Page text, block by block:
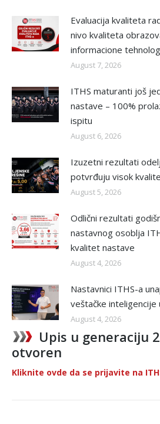
Evaluacija kvaliteta
nivo kvaliteta
informacione
August 7, 2026
ITHS maturanti još
nastave – 100%
ispitu
August 6, 2026
Izuzetni rezultati
potvrđuju visok
August 5, 2026
Odlični rezultati
nastavnog osoblja
kvalitet nastave
August 4, 2026
Nastavnici ITHS-a
veštačke
August 4, 2026
Upis u generaciju
otvoren
Kliknite ovde da se prijavite na